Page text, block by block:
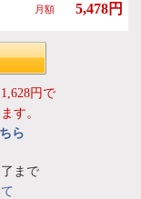
月額 5,478円
円で
す。
ら
まで